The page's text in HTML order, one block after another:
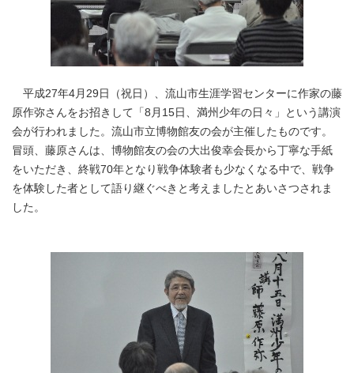
平成27年4月29日（祝日）、流山市生涯学習センターに作家の藤
原作弥さんをお招きして「8月15日、満州少年の日々」という講演
会が行われました。流山市立博物館友の会が主催したものです。
冒頭、藤原さんは、博物館友の会の大出俊幸会長から丁寧な手紙
をいただき、終戦70年となり戦争体験者も少なくなる中で、戦争
を体験した者として語り継ぐべきと考えましたとあいさつされま
した。